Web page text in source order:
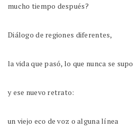
mucho tiempo después?
Diálogo de regiones diferentes,
la vida que pasó, lo que nunca se supo
y ese nuevo retrato:
un viejo eco de voz o alguna línea